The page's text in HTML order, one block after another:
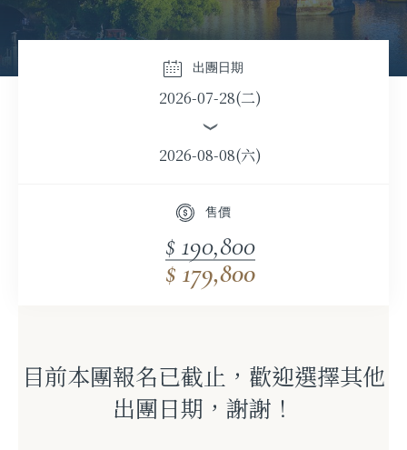
出團日期
2026-07-28(二)
2026-08-08(六)
售價
$ 190,800
$ 179,800
目前本團報名已截止，歡迎選擇其他
出團日期，謝謝！